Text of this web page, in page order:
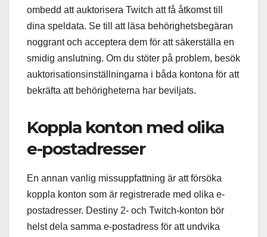
ombedd att auktorisera Twitch att få åtkomst till
dina speldata. Se till att läsa behörighetsbegäran
noggrant och acceptera dem för att säkerställa en
smidig anslutning. Om du stöter på problem, besök
auktorisationsinställningarna i båda kontona för att
bekräfta att behörigheterna har beviljats.
Koppla konton med olika
e-postadresser
En annan vanlig missuppfattning är att försöka
koppla konton som är registrerade med olika e-
postadresser. Destiny 2- och Twitch-konton bör
helst dela samma e-postadress för att undvika